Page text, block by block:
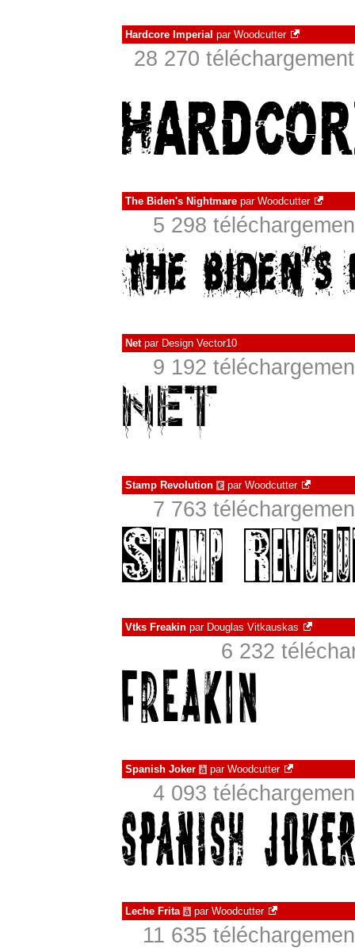
Hardcore Imperial par Woodcutter
28 270
The Biden's Nightmare par Woodcutter
5 298
Netpar Design Vector10
9 192
Stamp Revolution € par Woodcutter
7 763
Vtks Freakin par Douglas Vitkauskas
6 232
Spanish Joker à par Woodcutter
4 093
Leche Frita à par Woodcutter
11 635